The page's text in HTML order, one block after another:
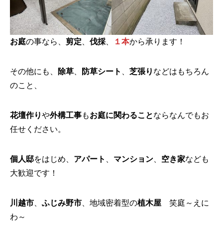
お庭の事なら、 剪定 伐採 １本から承ります！
その他にも、 除草 防草シート 芝張り などはもちろん
のこと、
花壇作りや外構工事もお庭に関わることならなんでもお
任せください。
個人邸をはじめ、 アパート マンション 空き家なども
大歓迎です！
川越市 ふじみ野市 、地域密着型の植木屋 笑庭～えに
わ～